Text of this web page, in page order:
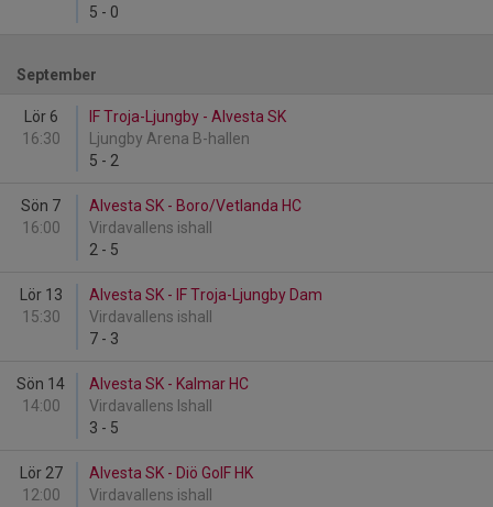
5 - 0
September
Lör 6
16:30
IF Troja-Ljungby - Alvesta SK
Ljungby Arena B-hallen
5 - 2
Sön 7
16:00
Alvesta SK - Boro/Vetlanda HC
Virdavallens ishall
2 - 5
Lör 13
15:30
Alvesta SK - IF Troja-Ljungby Dam
Virdavallens ishall
7 - 3
Sön 14
14:00
Alvesta SK - Kalmar HC
Virdavallens Ishall
3 - 5
Lör 27
12:00
Alvesta SK - Diö GoIF HK
Virdavallens ishall